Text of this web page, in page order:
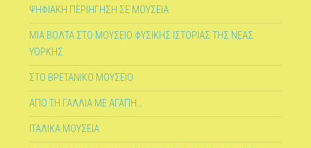
ΨΗΦΙΑΚΗ ΠΕΡΙΗΓΗΣΗ ΣΕ ΜΟΥΣΕΙΑ
ΜΙΑ ΒΟΛΤΑ ΣΤΟ ΜΟΥΣΕΙΟ ΦΥΣΙΚΗΣ ΙΣΤΟΡΙΑΣ ΤΗΣ ΝΕΑΣ
ΥΟΡΚΗΣ
ΣΤΟ ΒΡΕΤΑΝΙΚΟ ΜΟΥΣΕΙΟ
ΑΠΟ ΤΗ ΓΑΛΛΙΑ ΜΕ ΑΓΑΠΗ…
ΙΤΑΛΙΚΑ ΜΟΥΣΕΙΑ